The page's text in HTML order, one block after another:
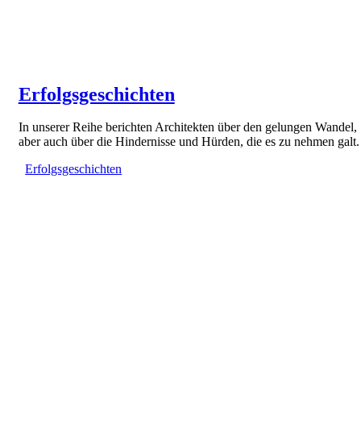
Erfolgsgeschichten
In unserer Reihe berichten Architekten über den gelungen Wandel,
aber auch über die Hindernisse und Hürden, die es zu nehmen galt.
Erfolgsgeschichten